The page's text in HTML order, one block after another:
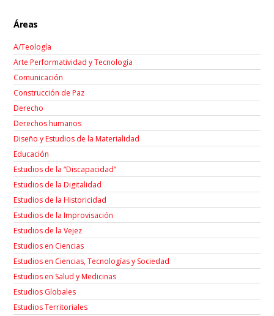
Áreas
A/Teología
Arte Performatividad y Tecnología
Comunicación
Construcción de Paz
Derecho
Derechos humanos
Diseño y Estudios de la Materialidad
Educación
Estudios de la “Discapacidad”
Estudios de la Digitalidad
Estudios de la Historicidad
Estudios de la Improvisación
Estudios de la Vejez
Estudios en Ciencias
Estudios en Ciencias, Tecnologías y Sociedad
Estudios en Salud y Medicinas
Estudios Globales
Estudios Territoriales